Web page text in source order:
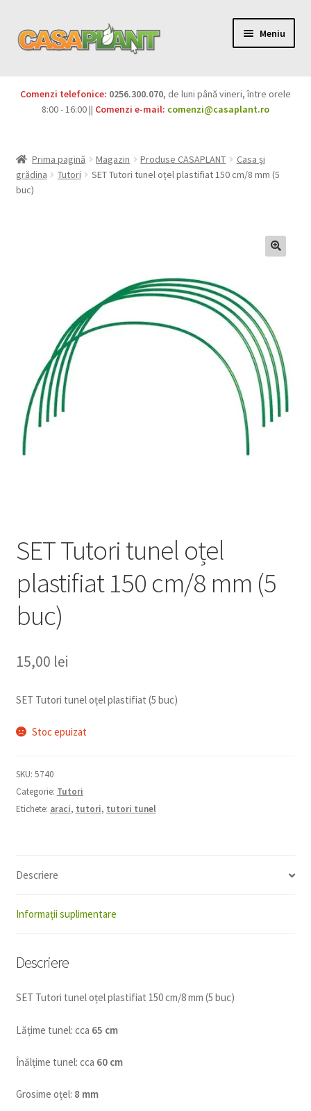
Meniu
Pesticide
Semințe
Extinde
copil
Sere și solarii
Extinde
meniul
copil
Comenzi telefonice: 0256.300.070, de luni până vineri, între orele
8:00 - 16:00 || Comenzi e-mail: comenzi@casaplant.ro
Prima pagină Magazin Produse CASAPLANT
Casa și
grădina
Tutori
SET Tutori tunel oțel plastifiat 150 cm/8 mm (5
buc)
SET Tutori tunel oțel
plastifiat 150 cm/8 mm (5
buc)
15,00 lei
SET Tutori tunel oțel plastifiat (5 buc)
Stoc epuizat
SKU: 5740
Categorie: Tutori
Etichete: araci, tutori, tutori tunel
Descriere
Informații suplimentare
Descriere
SET Tutori tunel oțel plastifiat 150 cm/8 mm (5 buc)
Lățime tunel: cca 65 cm
Înălțime tunel: cca 60 cm
Grosime oțel: 8 mm